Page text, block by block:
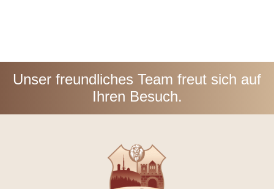
Unser freundliches Team freut sich auf
Ihren Besuch.